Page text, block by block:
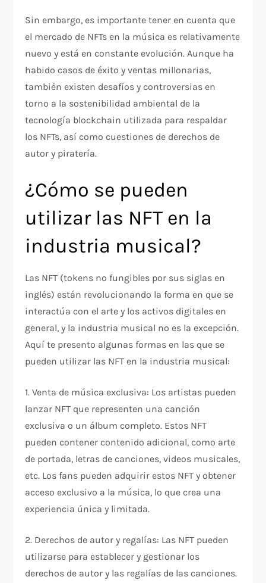
Sin embargo, es importante tener en cuenta que
el mercado de NFTs en la música es relativamente
nuevo y está en constante evolución. Aunque ha
habido casos de éxito y ventas millonarias,
también existen desafíos y controversias en
torno a la sostenibilidad ambiental de la
tecnología blockchain utilizada para respaldar
los NFTs, así como cuestiones de derechos de
autor y piratería.
¿Cómo se pueden
utilizar las NFT en la
industria musical?
Las NFT (tokens no fungibles por sus siglas en
inglés) están revolucionando la forma en que se
interactúa con el arte y los activos digitales en
general, y la industria musical no es la excepción.
Aquí te presento algunas formas en las que se
pueden utilizar las NFT en la industria musical:
1. Venta de música exclusiva: Los artistas pueden
lanzar NFT que representen una canción
exclusiva o un álbum completo. Estos NFT
pueden contener contenido adicional, como arte
de portada, letras de canciones, videos musicales,
etc. Los fans pueden adquirir estos NFT y obtener
acceso exclusivo a la música, lo que crea una
experiencia única y limitada.
2. Derechos de autor y regalías: Las NFT pueden
utilizarse para establecer y gestionar los
derechos de autor y las regalías de las canciones.